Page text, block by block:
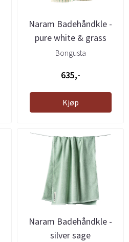
Naram Badehåndkle -
pure white & grass
Bongusta
635,-
Kjøp
Naram Badehåndkle -
silver sage